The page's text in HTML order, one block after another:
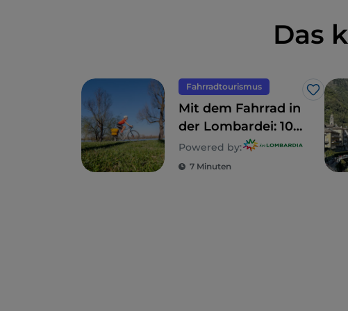
Das
Fahrradtourismus
Like
Mit dem Fahrrad in
der Lombardei: 10
Routen für
Familien
Powered by:
7 Minuten